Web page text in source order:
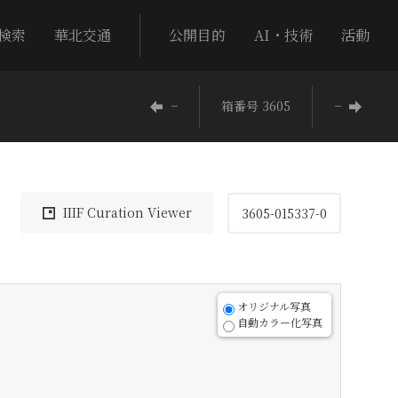
索 華北交通 公開目的 AI・技術 活動
− 箱番号 3605 −
IIIF Curation Viewer 3605-015337-0
オリジナル写真
自動カラー化写真